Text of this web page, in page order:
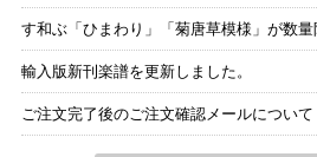
す和ぶ「ひまわり」「菊唐草模様」が数量
輸入版新刊楽譜を更新しました。
ご注文完了後のご注文確認メールについて